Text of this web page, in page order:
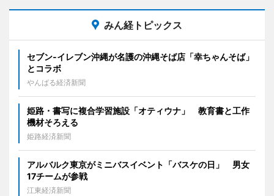
みん経トピックス
セブン‐イレブン沖縄が名護の沖縄そば店「幸ちゃんそば」
とコラボ
やんばる経済新聞
姫路・書写に複合学習施設「オティウナ」 教育書と工作
機材そろえる
姫路経済新聞
アルバルク東京がミニバスイベント「バスケの日」 男女
17チームが参戦
江東経済新聞